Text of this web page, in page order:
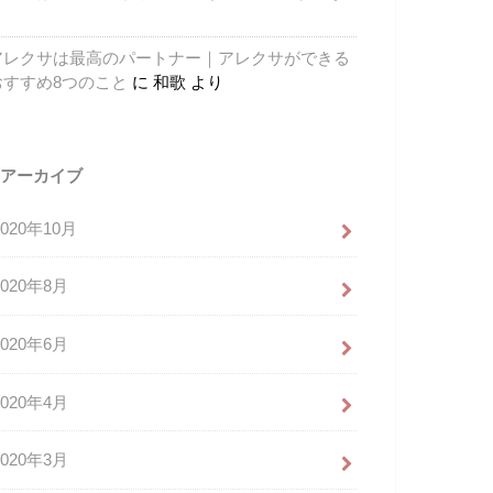
レクサは最高のパートナー｜アレクサができる
すすめ8つのこと に 和歌 より
アーカイブ
年10月
年8月
年6月
年4月
年3月